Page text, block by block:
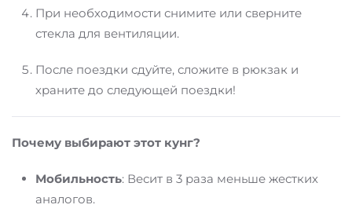
При необходимости снимите или сверните
стекла для вентиляции.
После поездки сдуйте, сложите в рюкзак и
храните до следующей поездки!
Почему выбирают этот кунг?
Мобильность: Весит в 3 раза меньше жестких
аналогов.